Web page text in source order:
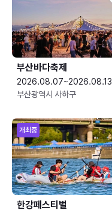
부산바다축제
2026.08.07~2026.08.13
부산광역시 사하구
개최중
한강페스티벌